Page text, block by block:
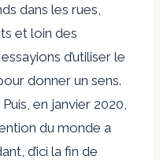
dans les rues,
et loin des
d’utiliser le
donner un sens.
en janvier 2020,
du monde a
d’ici la fin de